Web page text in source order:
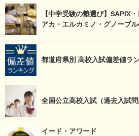
【中学受験の塾選び】SAPIX
アカ・エルカミノ・グノーブ
都道府県別 高校入試偏差値ラ
全国公立高校入試（過去入試問
イード・アワード